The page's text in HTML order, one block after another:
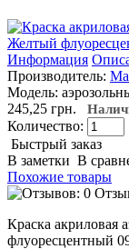
Информация
Производитель:
Модель:
245,25 грн.
Количество:
Быстрый заказ
В заметки В
Похожие товары
Краска акриловая
флуоресцентный